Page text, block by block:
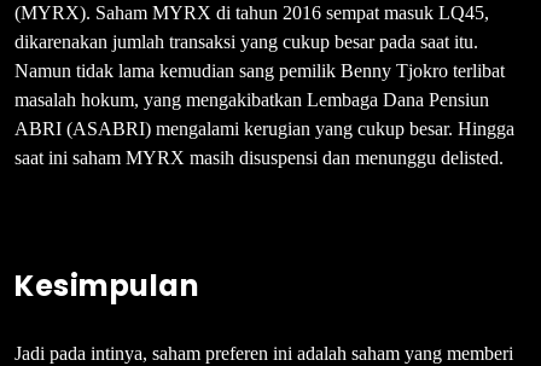
(MYRX). Saham MYRX di tahun 2016 sempat masuk LQ45,
dikarenakan jumlah transaksi yang cukup besar pada saat itu.
Namun tidak lama kemudian sang pemilik Benny Tjokro terlibat
masalah hokum, yang mengakibatkan Lembaga Dana Pensiun
ABRI (ASABRI) mengalami kerugian yang cukup besar. Hingga
saat ini saham MYRX masih disuspensi dan menunggu delisted.
Kesimpulan
Jadi pada intinya, saham preferen ini adalah saham yang memberi